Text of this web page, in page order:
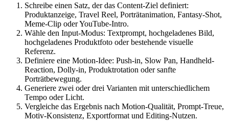
Schreibe einen Satz, der das Content-Ziel definiert:
Produktanzeige, Travel Reel, Porträtanimation, Fantasy-Shot,
Meme-Clip oder YouTube-Intro.
Wähle den Input-Modus: Textprompt, hochgeladenes Bild,
hochgeladenes Produktfoto oder bestehende visuelle
Referenz.
Definiere eine Motion-Idee: Push-in, Slow Pan, Handheld-
Reaction, Dolly-in, Produktrotation oder sanfte
Porträtbewegung.
Generiere zwei oder drei Varianten mit unterschiedlichem
Tempo oder Licht.
Vergleiche das Ergebnis nach Motion-Qualität, Prompt-Treue,
Motiv-Konsistenz, Exportformat und Editing-Nutzen.